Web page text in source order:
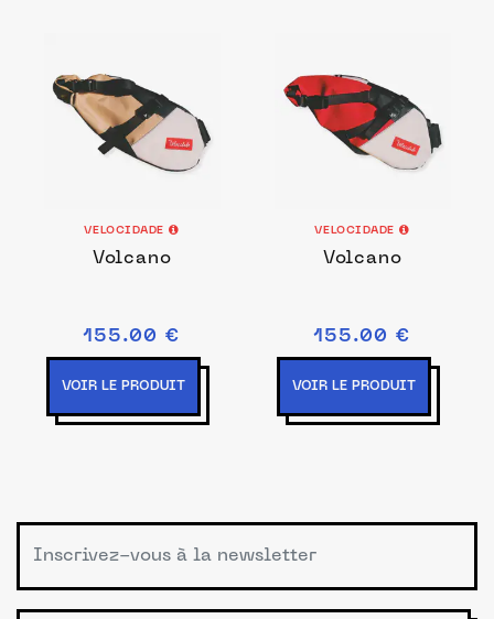
VELOCIDADE
Volcano
155.00 €
VOIR LE PRODUIT
VELOCIDADE
Volcano
155.00 €
VOIR LE PRODUIT